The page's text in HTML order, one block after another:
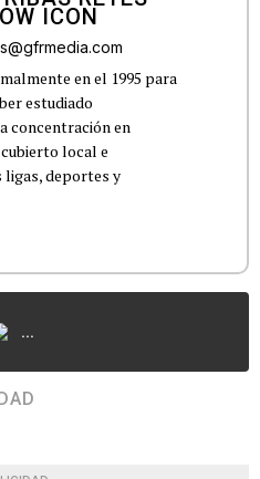
en el 1995 para
estudiado
concentración en
local e
deportes y
...